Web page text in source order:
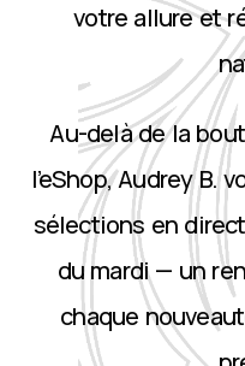
votre allure et
Au-delà de la
l’eShop, Audrey B.
sélections en
du mardi — un
chaque